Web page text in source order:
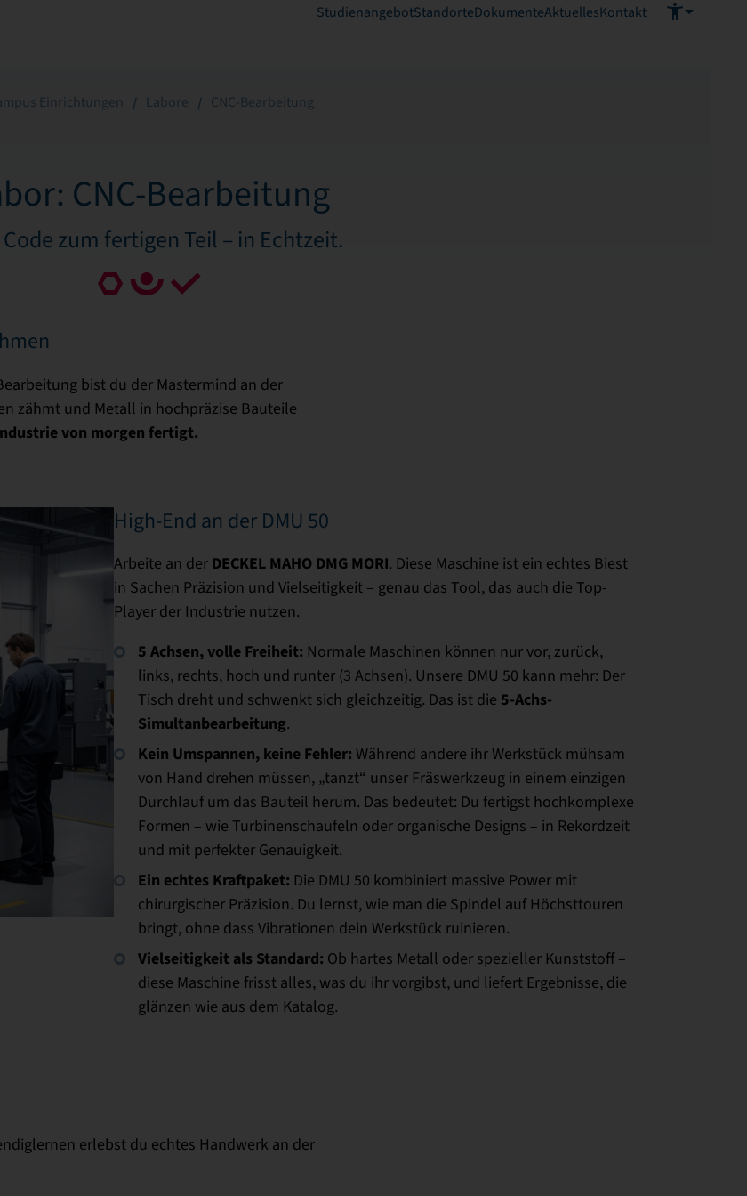
StudienangebotStandorteDokumenteAktuellesKontakt
Einrichtungen Labore CNC-Bearbeitung
CNC-Bearbeitung
zum fertigen Teil – in Echtzeit.
bist du der Mastermind an der
zähmt und Metall in hochpräzise Bauteile
von morgen fertigt.
High-End an der DMU 50
Arbeite an der DECKEL MAHO DMG MORI. Diese Maschine ist ein echtes Biest
in Sachen Präzision und Vielseitigkeit – genau das Tool, das auch die Top-
Player der Industrie nutzen.
5 Achsen, volle Freiheit: Normale Maschinen können nur vor, zurück,
links, rechts, hoch und runter (3 Achsen). Unsere DMU 50 kann mehr: Der
Tisch dreht und schwenkt sich gleichzeitig. Das ist die 5-Achs-
Simultanbearbeitung.
Kein Umspannen, keine Fehler: Während andere ihr Werkstück mühsam
von Hand drehen müssen, „tanzt“ unser Fräswerkzeug in einem einzigen
Durchlauf um das Bauteil herum. Das bedeutet: Du fertigst hochkomplexe
Formen – wie Turbinenschaufeln oder organische Designs – in Rekordzeit
und mit perfekter Genauigkeit.
Ein echtes Kraftpaket: Die DMU 50 kombiniert massive Power mit
chirurgischer Präzision. Du lernst, wie man die Spindel auf Höchsttouren
bringt, ohne dass Vibrationen dein Werkstück ruinieren.
Vielseitigkeit als Standard: Ob hartes Metall oder spezieller Kunststoff –
diese Maschine frisst alles, was du ihr vorgibst, und liefert Ergebnisse, die
glänzen wie aus dem Katalog.
erlebst du echtes Handwerk an der